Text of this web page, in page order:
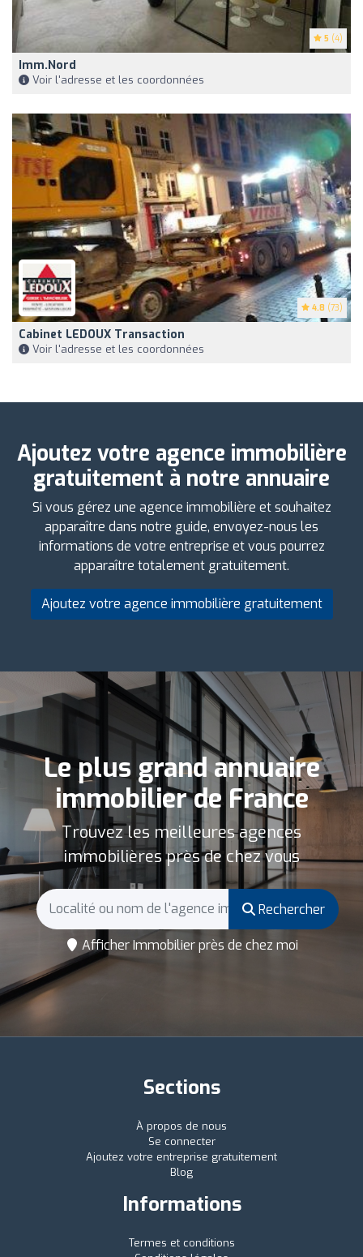
5 (4)
Imm.Nord
Voir l'adresse et les coordonnées
4.8 (73)
Cabinet LEDOUX Transaction
Voir l'adresse et les coordonnées
Ajoutez votre agence immobilière
gratuitement à notre annuaire
Si vous gérez une agence immobilière et souhaitez
apparaître dans notre guide, envoyez-nous les
informations de votre entreprise et vous pourrez
apparaître totalement gratuitement.
Ajoutez votre agence immobilière gratuitement
Le plus grand annuaire
immobilier de France
Trouvez les meilleures agences
immobilières près de chez vous
Rechercher
Afficher Immobilier près de chez moi
Sections
À propos de nous
Se connecter
Ajoutez votre entreprise gratuitement
Blog
Informations
Termes et conditions